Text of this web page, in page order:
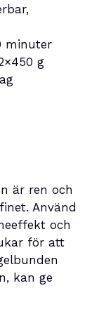
minuter
g
är ren och
Använd
och
för att
kan ge